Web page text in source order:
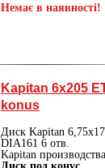
Немає в наявності!
Kapitan 6х205
konus
Диск Kapitan
DIA161 6 отв.
Kapitan
Диск под конус.